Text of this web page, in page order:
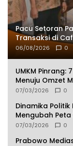
Pacu Setoran
Transaksi di
06/08/2026 0
UMKM Pinrang:
Menuju Omzet
07/03/2026 0
Dinamika
Mengubah Peta
07/03/2026 0
Prabowo